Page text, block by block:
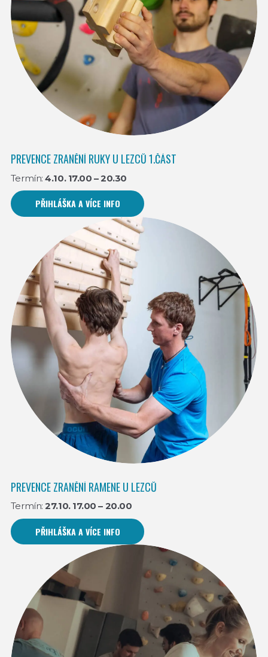
PREVENCE ZRANĚNÍ RUKY U LEZCŮ 1.ČÁST
Termín:4.10. 17.00 – 20.30
PŘIHLÁŠKA A VÍCE INFO
PREVENCE ZRANĚNÍ RAMENE U LEZCŮ
Termín:27.10. 17.00 – 20.00
PŘIHLÁŠKA A VÍCE INFO